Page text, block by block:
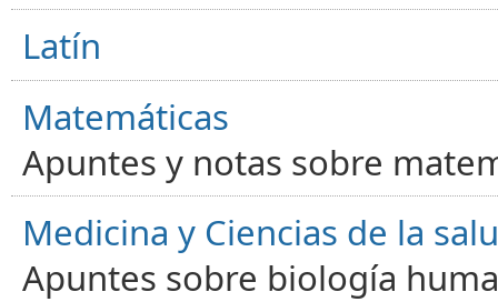
Latín
Matemáticas
Apuntes y notas sobre
Medicina y Ciencias de la
Apuntes sobre biología